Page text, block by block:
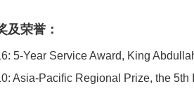
及荣誉：
5-Year Service Award, King
Asia-Pacific Regional Prize, the